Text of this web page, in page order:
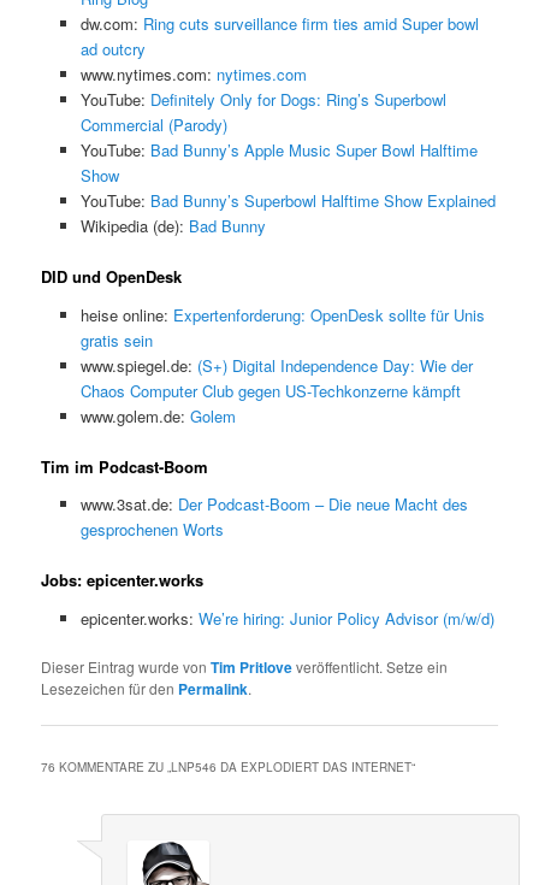
dw.com: Ring cuts surveillance firm ties amid Super bowl
ad outcry
www.nytimes.com: nytimes.com
YouTube: Definitely Only for Dogs: Ring’s Superbowl
Commercial (Parody)
YouTube: Bad Bunny’s Apple Music Super Bowl Halftime
Show
YouTube: Bad Bunny’s Superbowl Halftime Show Explained
Wikipedia (de): Bad Bunny
DID und OpenDesk
heise online: Expertenforderung: OpenDesk sollte für Unis
gratis sein
www.spiegel.de: (S+) Digital Independence Day: Wie der
Chaos Computer Club gegen US-Techkonzerne kämpft
www.golem.de: Golem
Tim im Podcast-Boom
www.3sat.de: Der Podcast-Boom – Die neue Macht des
gesprochenen Worts
Jobs: epicenter.works
epicenter.works: We’re hiring: Junior Policy Advisor (m/w/d)
Dieser Eintrag wurde vonTim Pritloveveröffentlicht. Setze ein
Lesezeichen für den Permalink.
76 KOMMENTARE ZU „LNP546 DA EXPLODIERT DAS INTERNET“